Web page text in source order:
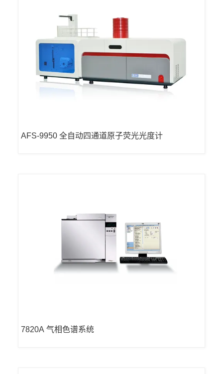
AFS-9950 全自动四通道原子荧光光度计
7820A 气相色谱系统